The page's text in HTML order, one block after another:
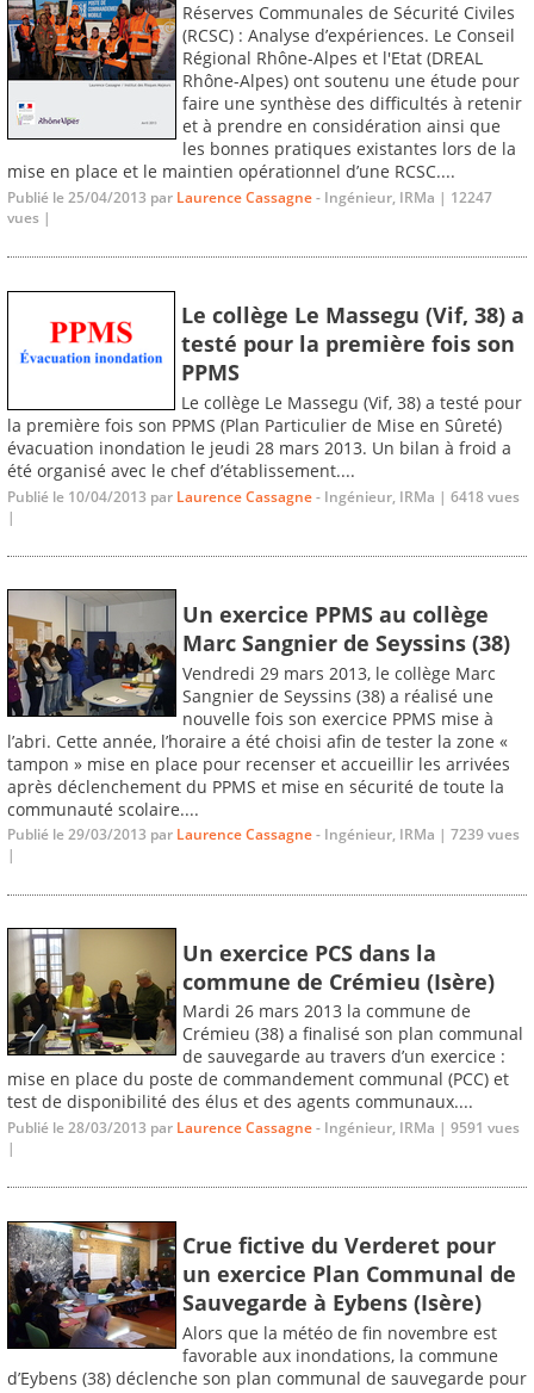
Réserves Communales de Sécurité Civiles
(RCSC) : Analyse d’expériences. Le Conseil
Régional Rhône-Alpes et l'Etat (DREAL
Rhône-Alpes) ont soutenu une étude pour
faire une synthèse des difficultés à retenir
et à prendre en considération ainsi que
les bonnes pratiques existantes lors de la
mise en place et le maintien opérationnel d’une RCSC....
Publié le 25/04/2013 par Laurence Cassagne- Ingénieur, IRMa | 12247
vues |
Le collège Le Massegu (Vif, 38) a
testé pour la première fois son
PPMS
Le collège Le Massegu (Vif, 38) a testé pour
la première fois son PPMS (Plan Particulier de Mise en Sûreté)
évacuation inondation le jeudi 28 mars 2013. Un bilan à froid a
été organisé avec le chef d’établissement....
Publié le 10/04/2013 par Laurence Cassagne- Ingénieur, IRMa | 6418 vues
|
Un exercice PPMS au collège
Marc Sangnier de Seyssins (38)
Vendredi 29 mars 2013, le collège Marc
Sangnier de Seyssins (38) a réalisé une
nouvelle fois son exercice PPMS mise à
l’abri. Cette année, l’horaire a été choisi afin de tester la zone «
tampon » mise en place pour recenser et accueillir les arrivées
après déclenchement du PPMS et mise en sécurité de toute la
communauté scolaire....
Publié le 29/03/2013 par Laurence Cassagne- Ingénieur, IRMa | 7239 vues
|
Un exercice PCS dans la
commune de Crémieu (Isère)
Mardi 26 mars 2013 la commune de
Crémieu (38) a finalisé son plan communal
de sauvegarde au travers d’un exercice :
mise en place du poste de commandement communal (PCC) et
test de disponibilité des élus et des agents communaux....
Publié le 28/03/2013 par Laurence Cassagne- Ingénieur, IRMa | 9591 vues
|
Crue fictive du Verderet pour
un exercice Plan Communal de
Sauvegarde à Eybens (Isère)
Alors que la météo de fin novembre est
favorable aux inondations, la commune
d’Eybens (38) déclenche son plan communal de sauvegarde pour